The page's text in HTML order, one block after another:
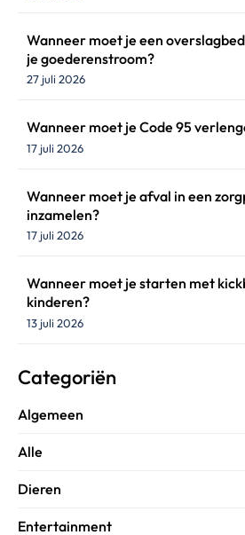
Wanneer moet je een
je goederenstroom?
27 juli 2026
Wanneer moet je Code 95
17 juli 2026
Wanneer moet je afval in een
inzamelen?
17 juli 2026
Wanneer moet je starten met
kinderen?
13 juli 2026
Categoriën
Algemeen
Alle
Dieren
Entertainment